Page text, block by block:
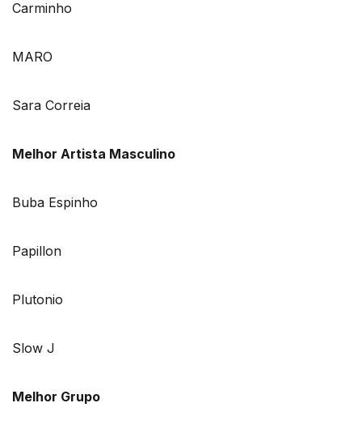
Carminho
MARO
Sara Correia
Melhor Artista Masculino
Buba Espinho
Papillon
Plutonio
Slow J
Melhor Grupo